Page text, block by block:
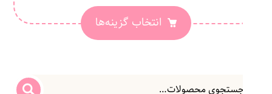
انتخاب گزینه‌ها